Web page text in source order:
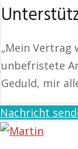
„Mein Vertrag
unbefristete
Geduld, mir
Nachricht